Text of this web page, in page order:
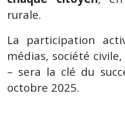
rurale.
La participation
médias, société
– sera la clé du
octobre 2025.